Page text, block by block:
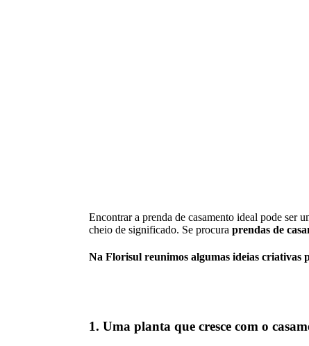
Encontrar a prenda de casamento ideal pode ser
cheio de significado. Se procura prendas de
Na Florisul reunimos algumas ideias criativas
1. Uma planta que cresce com o